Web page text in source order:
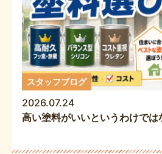
スタッフブログ
2026.07.24
高い塗料がいいというわけでは